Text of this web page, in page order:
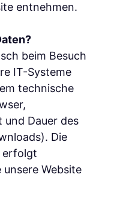
entnehmen.
beim Besuch
IT-Systeme
technische
und Dauer des
Die
erfolgt
Website